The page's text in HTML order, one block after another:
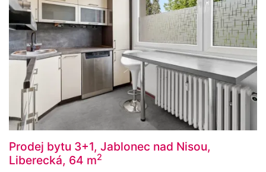
Prodej bytu 3+1, Jablonec nad Nisou,
Liberecká, 64 m2